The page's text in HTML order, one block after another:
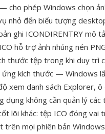
cho phép Windows chọn
nhỏ đến biểu tượng
ghi ICONDIRENTRY mô
hỗ trợ ảnh nhúng nén
thước tệp trong khi duy trì
ứng kích thước — Windows
xem danh sách Explorer,
dụng không cần quản lý
lõi khác: tệp ICO đóng vai
trên mọi phiên bản